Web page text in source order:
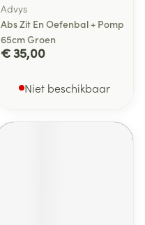
Advys
Abs Zit En Oefenbal + Pomp
65cm Groen
€ 35,00
Niet beschikbaar